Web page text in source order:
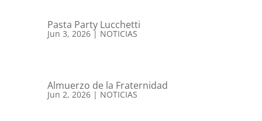
Pasta Party Lucchetti
Jun 3, 2026| NOTICIAS
Almuerzo de la Fraternidad
Jun 2, 2026| NOTICIAS